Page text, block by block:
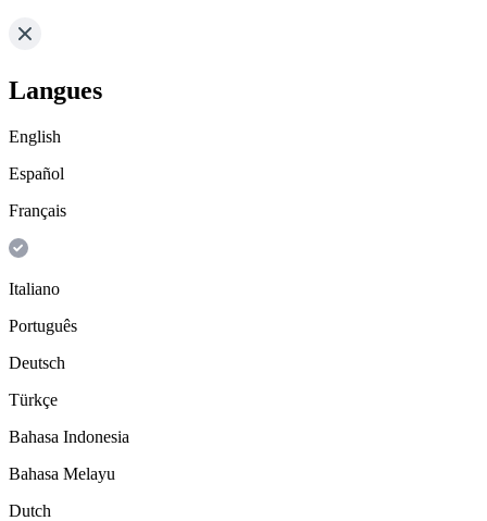
Langues
English
Español
Français
Italiano
Português
Deutsch
Türkçe
Bahasa Indonesia
Bahasa Melayu
Dutch